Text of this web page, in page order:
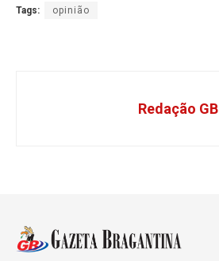
Tags: opinião
Redação GB